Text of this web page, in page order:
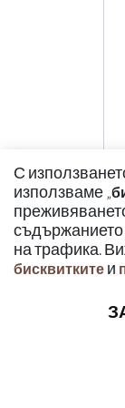
С
използваме „
съдържанието
на трафика.
бисквитките и